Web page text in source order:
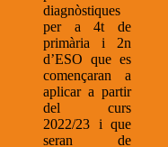
diagnòstiques
per a 4t de
primària i 2n
d’ESO que es
començaran a
aplicar a partir
del curs
2022/23 i que
seran de